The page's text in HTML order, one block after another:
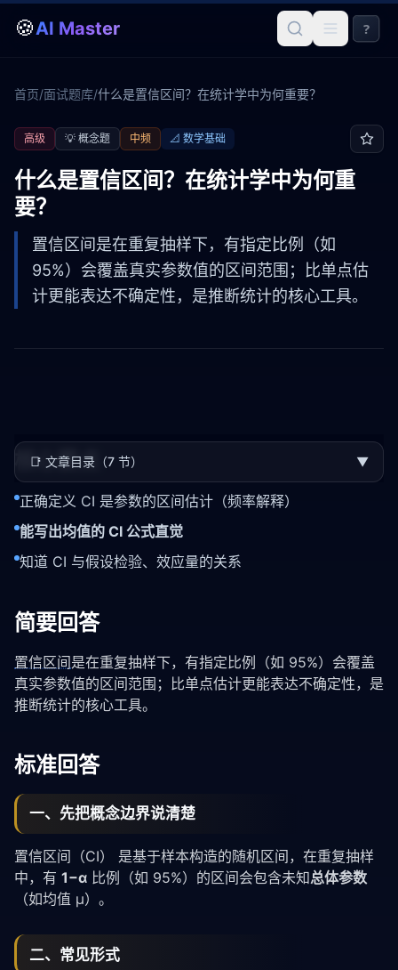
🍪AI Master ?
首页/面试题库/什么是置信区间？在统计学中为何重要？
高级 💡 概念题 中频 📐 数学基础
什么是置信区间？在统计学中为何重
要？
置信区间是在重复抽样下，有指定比例（如
95%）会覆盖真实参数值的区间范围；比单点估
计更能表达不确定性，是推断统计的核心工具。
📑 文章目录（7 节） ▼
核心要点
正确定义 CI 是参数的区间估计（频率解释）
能写出均值的 CI 公式直觉
知道 CI 与假设检验、效应量的关系
简要回答
置信区间是在重复抽样下，有指定比例（如 95%）会覆盖
真实参数值的区间范围；比单点估计更能表达不确定性，是
推断统计的核心工具。
标准回答
一、先把概念边界说清楚
置信区间（CI）
是基于样本构造的随机区间，在重复抽样
中，有 1−α 比例（如 95%）的区间会包含未知总体参数
（如均值 μ）。
二、常见形式